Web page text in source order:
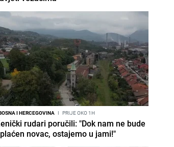
I HERCEGOVINA I PRIJE OKO 1H
rudari poručili: "Dok nam ne bude
novac, ostajemo u jami!"